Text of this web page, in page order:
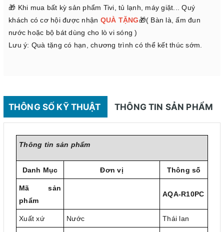
🎁 Khi mua bất kỳ sản phẩm Tivi, tủ lạnh, máy giặt... Quý
khách có cơ hội được nhận QUÀ TẶNG🎁( Bàn là, ấm đun
nước hoặc bộ bát dùng cho lò vi sóng )
Lưu ý: Quà tặng có hạn, chương trình có thể kết thúc sớm.
THÔNG SỐ KỸ THUẬT THÔNG TIN SẢN PHẨM
Thông tin sản phẩm
Danh Mục Đơn vị Thông số
Mã sản
phẩm
AQA-R10PC
Xuất xứ Nước Thái lan